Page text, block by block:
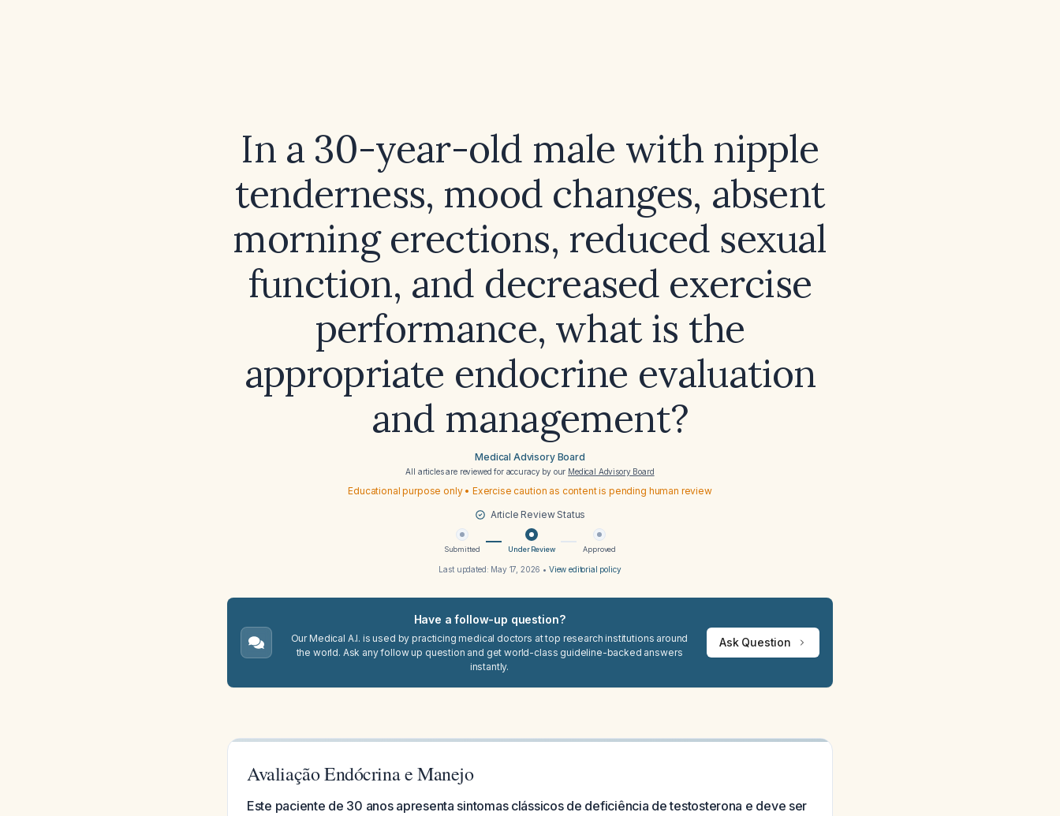
In a 30-year-old male with nipple
tenderness, mood changes, absent
morning erections, reduced sexual
function, and decreased exercise
performance, what is the
appropriate endocrine evaluation
and management?
Medical Advisory Board
All articles are reviewed for accuracy by our Medical Advisory Board
Educational purpose only • Exercise caution as content is pending human review
Article Review Status
Submitted Under Review Approved
Last updated: May 17, 2026 • View editorial policy
Have a follow-up question?
Our Medical A.I. is used by practicing medical doctors at top research institutions around
the world. Ask any follow up question and get world-class guideline-backed answers
instantly.
Ask Question
Avaliação Endócrina e Manejo
Este paciente de 30 anos apresenta sintomas clássicos de deficiência de testosterona e deve ser